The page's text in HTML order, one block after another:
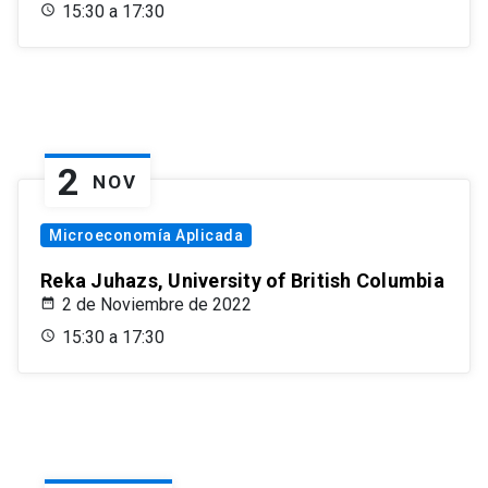
15:30 a 17:30
2 NOV
Microeconomía Aplicada
Reka Juhazs, University of British Columbia
2 de Noviembre de 2022
15:30 a 17:30